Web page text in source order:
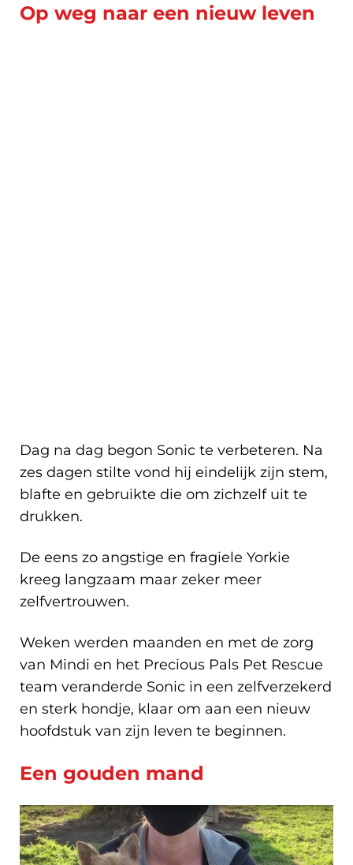
Op weg naar een nieuw leven
Dag na dag begon Sonic te verbeteren. Na
zes dagen stilte vond hij eindelijk zijn stem,
blafte en gebruikte die om zichzelf uit te
drukken.
De eens zo angstige en fragiele Yorkie
kreeg langzaam maar zeker meer
zelfvertrouwen.
Weken werden maanden en met de zorg
van Mindi en het Precious Pals Pet Rescue
team veranderde Sonic in een zelfverzekerd
en sterk hondje, klaar om aan een nieuw
hoofdstuk van zijn leven te beginnen.
Een gouden mand